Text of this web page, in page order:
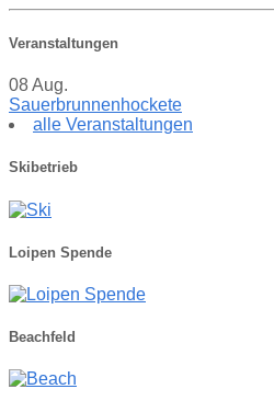
Veranstaltungen
08Aug.
Sauerbrunnenhockete
alle Veranstaltungen
Skibetrieb
Loipen Spende
Beachfeld